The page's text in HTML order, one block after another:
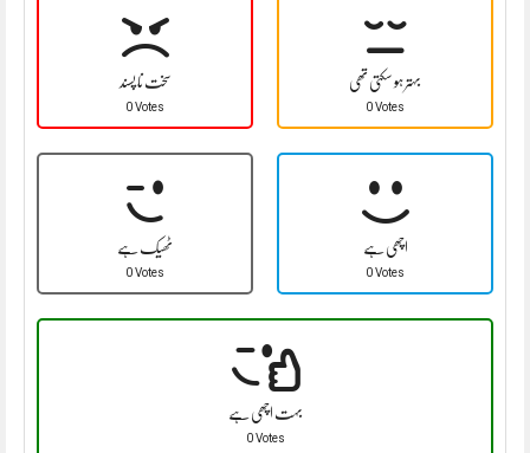
سخت نا پسند
0 Votes
بہتر ہو سکتی تھی
0 Votes
ٹھیک ہے
0 Votes
اچھی ہے
0 Votes
بہت اچھی ہے
0 Votes